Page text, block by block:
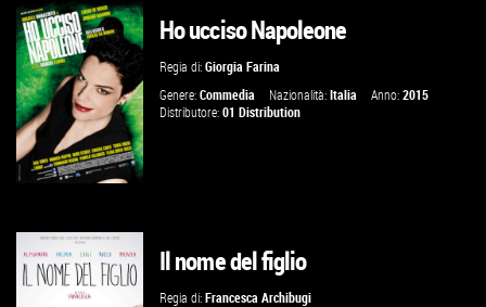
GUARDA IL TRAILER
VAI ALLA SCHEDA
GUARDA IL TRAILER
Ho ucciso Napoleone
Regia di:Giorgia Farina
Genere:Commedia Nazionalità:Italia Anno:2015
Distributore:01 Distribution
Il nome del figlio
Regia di:Francesca Archibugi